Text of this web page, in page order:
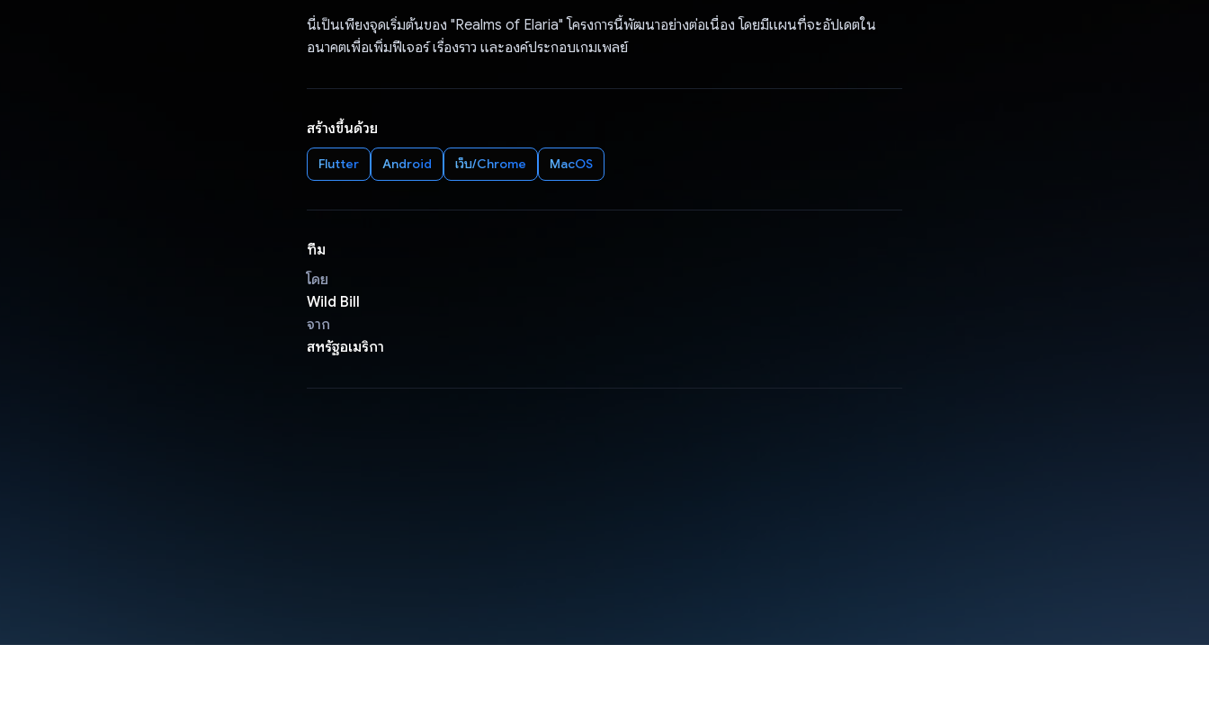
นี่เป็นเพียงจุดเริ่มต้นของ "Realms of Elaria" โครงการนี้พัฒนาอย่างต่อเนื่อง โดยมีแผนที่จะอัปเดตใน
อนาคตเพื่อเพิ่มฟีเจอร์ เรื่องราว และองค์ประกอบเกมเพลย์
สร้างขึ้นด้วย
Flutter Android เว็บ/Chrome MacOS
ทีม
โดย
Wild Bill
จาก
สหรัฐอเมริกา